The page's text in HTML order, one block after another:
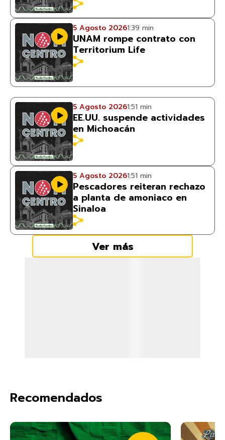
5 Agosto 20261:39 min
UNAM rompe contrato con
Territorium Life
5 Agosto 20261:51 min
EE.UU. suspende actividades
en Michoacán
5 Agosto 20261:51 min
Pescadores reiteran rechazo
a planta de amoniaco en
Sinaloa
Ver más
Recomendados